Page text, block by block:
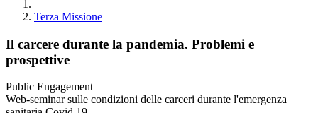
Terza Missione
Il carcere durante la pandemia. Problemi e
prospettive
Public Engagement
Web-seminar sulle condizioni delle carceri durante l'emergenza